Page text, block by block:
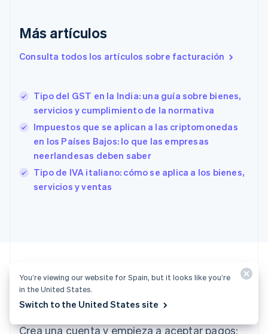
Más artículos
Consulta todos los artículos sobre facturación
Tipo del GST en la India: una guía sobre bienes,
servicios y cumplimiento de la normativa
Impuestos que se aplican a las criptomonedas
en los Países Bajos: lo que las empresas
neerlandesas deben saber
Tipo de IVA italiano: cómo se aplica a los bienes,
servicios y ventas
¿A punto para empezar?
Crea una cuenta y empieza a aceptar pagos:
English
Croacia
English Italiano
Dinamarca
English
Eslovaquia
English
Eslovenia
English Italiano
EspañolEnglish
Estados Unidos
Gibraltar
English
Grecia
Hungría
You’re viewing our website for Spain, but it looks like you’re
in the United States.
Switch to the United States site